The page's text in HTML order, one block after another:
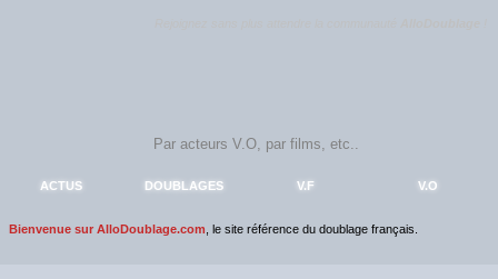
ACTUS DOUBLAGES V.F V.O
Bienvenue sur AlloDoublage.com , le site référence du doublage français.